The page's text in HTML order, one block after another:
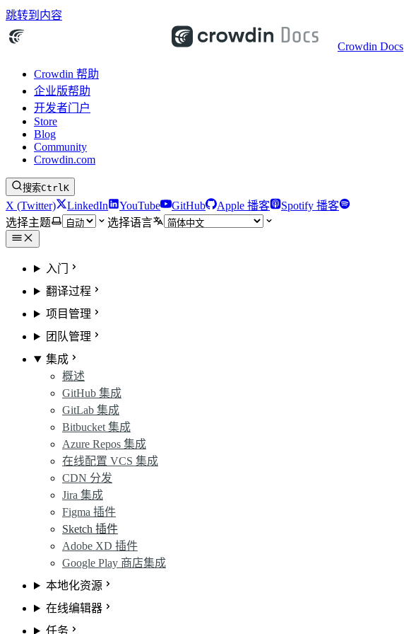
跳转到内容
Crowdin Docs
Crowdin 帮助
企业版帮助
开发者门户
Store
Blog
Community
Crowdin.com
搜索CtrlK
X (Twitter) LinkedIn YouTube GitHub Apple 播客
Spotify 播客
选择主题
选择语言
入门
翻译过程
项目管理
团队管理
集成
概述
GitHub 集成
GitLab 集成
Bitbucket 集成
Azure Repos 集成
在线配置 VCS 集成
CDN 分发
Jira 集成
Figma 插件
Sketch 插件
Adobe XD 插件
Google Play 商店集成
本地化资源
在线编辑器
任务